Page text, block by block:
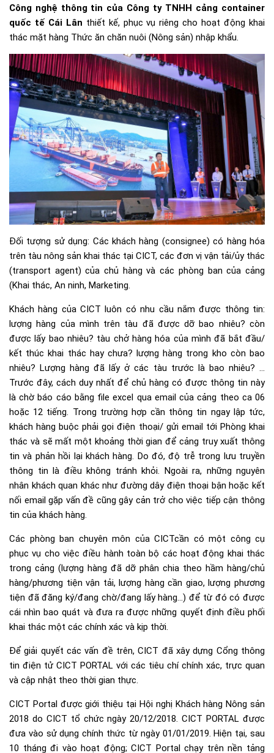
Công nghệ thông tin của Công ty TNHH cảng container
quốc tế Cái Lân thiết kế, phục vụ riêng cho hoạt động khai
thác mặt hàng Thức ăn chăn nuôi (Nông sản) nhập khẩu.
Đối tượng sử dụng: Các khách hàng (consignee) có hàng hóa
trên tàu nông sản khai thác tại CICT, các đơn vị vận tải/ủy thác
(transport agent) của chủ hàng và các phòng ban của cảng
(Khai thác, An ninh, Marketing.
Khách hàng của CICT luôn có nhu cầu nắm được thông tin:
lượng hàng của mình trên tàu đã được dỡ bao nhiêu? còn
được lấy bao nhiêu? tàu chở hàng hóa của mình đã bắt đầu/
kết thúc khai thác hay chưa? lượng hàng trong kho còn bao
nhiêu? Lượng hàng đã lấy ở các tàu trước là bao nhiêu? …
Trước đây, cách duy nhất để chủ hàng có được thông tin này
là chờ báo cáo bằng file excel qua email của cảng theo ca 06
hoặc 12 tiếng. Trong trường hợp cần thông tin ngay lập tức,
khách hàng buộc phải gọi điện thoại/ gửi email tới Phòng khai
thác và sẽ mất một khoảng thời gian để cảng truy xuất thông
tin và phản hồi lại khách hàng. Do đó, độ trễ trong lưu truyền
thông tin là điều không tránh khỏi. Ngoài ra, những nguyên
nhân khách quan khác như đường dây điện thoại bận hoặc kết
nối email gặp vấn đề cũng gây cản trở cho việc tiếp cận thông
tin của khách hàng.
Các phòng ban chuyên môn của CICTcần có một công cụ
phục vụ cho việc điều hành toàn bộ các hoạt động khai thác
trong cảng (lượng hàng đã dỡ phân chia theo hầm hàng/chủ
hàng/phương tiện vận tải, lượng hàng cần giao, lượng phương
tiện đã đăng ký/đang chờ/đang lấy hàng…) để từ đó có được
cái nhìn bao quát và đưa ra được những quyết định điều phối
khai thác một các chính xác và kịp thời.
Để giải quyết các vấn đề trên, CICT đã xây dựng Cổng thông
tin điện tử CICT PORTAL với các tiêu chí chính xác, trực quan
và cập nhật theo thời gian thực.
CICT Portal được giới thiệu tại Hội nghị Khách hàng Nông sản
2018 do CICT tổ chức ngày 20/12/2018. CICT PORTAL được
đưa vào sử dụng chính thức từ ngày 01/01/2019. Hiện tại, sau
10 tháng đi vào hoạt động; CICT Portal chạy trên nền tảng